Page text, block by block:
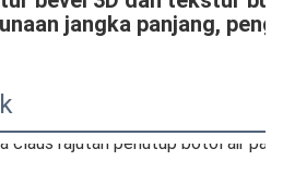
jangka panjang,